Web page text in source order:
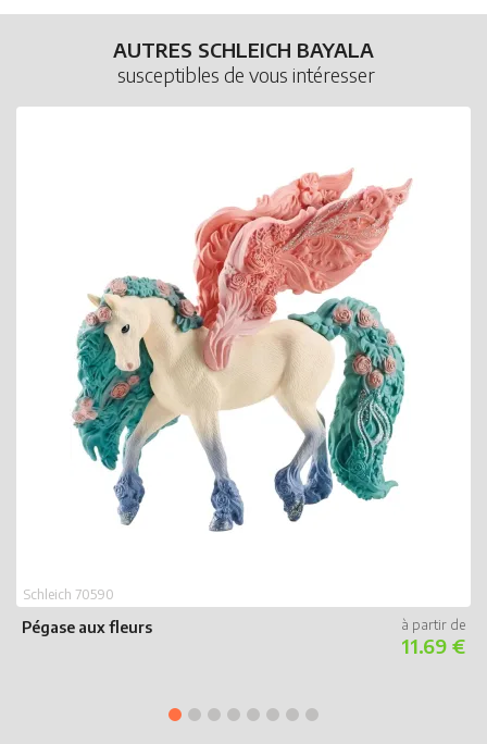
AUTRES SCHLEICH BAYALA
susceptibles de vous intéresser
Pégase aux fleurs
Schleich 70590
11.69 €